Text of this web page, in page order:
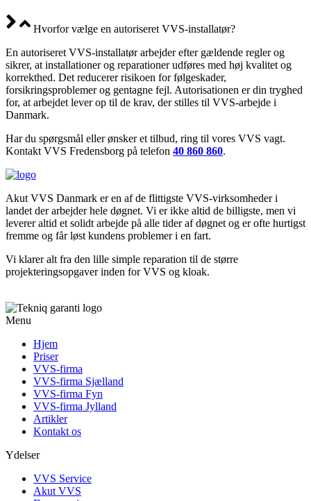
Hvorfor vælge en autoriseret VVS-installatør?
En autoriseret VVS-installatør arbejder efter gældende regler og
sikrer, at installationer og reparationer udføres med høj kvalitet og
korrekthed. Det reducerer risikoen for følgeskader,
forsikringsproblemer og gentagne fejl. Autorisationen er din tryghed
for, at arbejdet lever op til de krav, der stilles til VVS-arbejde i
Danmark.
Har du spørgsmål eller ønsker et tilbud, ring til vores VVS vagt.
Kontakt VVS Fredensborg på telefon 40 860 860.
Akut VVS Danmark er en af de flittigste VVS-virksomheder i
landet der arbejder hele døgnet. Vi er ikke altid de billigste, men vi
leverer altid et solidt arbejde på alle tider af døgnet og er ofte hurtigst
fremme og får løst kundens problemer i en fart.
Vi klarer alt fra den lille simple reparation til de større
projekteringsopgaver inden for VVS og kloak.
Menu
Hjem
Priser
VVS-firma
VVS-firma Sjælland
VVS-firma Fyn
VVS-firma Jylland
Artikler
Kontakt os
Ydelser
VVS Service
Akut VVS